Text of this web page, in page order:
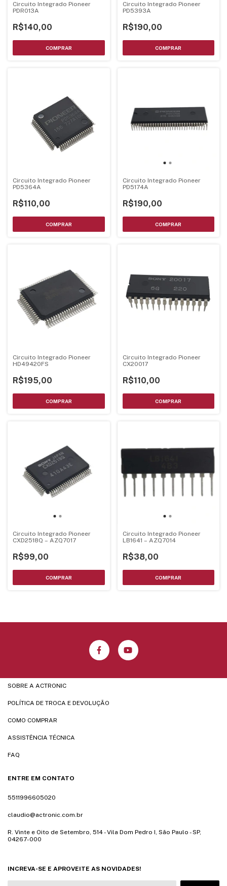
Circuito Integrado Pioneer
PDR013A
R$140,00
Circuito Integrado Pioneer
PD5393A
R$190,00
Circuito Integrado Pioneer
PD5364A
R$110,00
Circuito Integrado Pioneer
PD5174A
R$190,00
Circuito Integrado Pioneer
HD49420FS
R$195,00
Circuito Integrado Pioneer
CX20017
R$110,00
Circuito Integrado Pioneer
CXD2518Q – AZQ7017
R$99,00
Circuito Integrado Pioneer
LB1641 – AZQ7014
R$38,00
SOBRE A ACTRONIC
POLÍTICA DE TROCA E DEVOLUÇÃO
COMO COMPRAR
ASSISTÊNCIA TÉCNICA
FAQ
ENTRE EM CONTATO
5511996605020
claudio@actronic.com.br
R. Vinte e Oito de Setembro, 514 - Vila Dom Pedro I, São Paulo - SP,
04267-000
INCREVA-SE E APROVEITE AS NOVIDADES!